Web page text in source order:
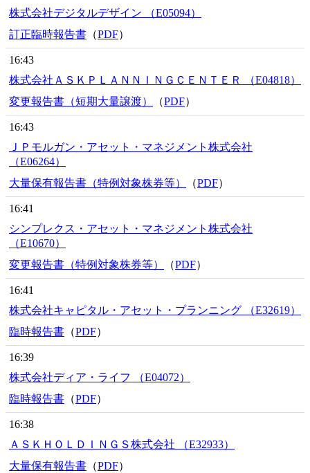
株式会社デジタルデザイン （E05094）
訂正臨時報告書 （PDF）
16:43
株式会社ＡＳＫＰＬＡＮＮＩＮＧＣＥＮＴＥＲ （E04818）
変更報告書（短期大量譲渡）
（PDF）
16:43
ＪＰモルガン・アセット・マネジメント株式会社
（E06264）
大量保有報告書（特例対象株券等）
（PDF）
16:41
シンプレクス・アセット・マネジメント株式会社
（E10670）
変更報告書（特例対象株券等）
（PDF）
16:41
株式会社キャピタル・アセット・プランニング （E32619）
臨時報告書 （PDF）
16:39
株式会社ディア・ライフ （E04072）
臨時報告書 （PDF）
16:38
ＡＳＫＨＯＬＤＩＮＧＳ株式会社 （E32933）
大量保有報告書 （PDF）